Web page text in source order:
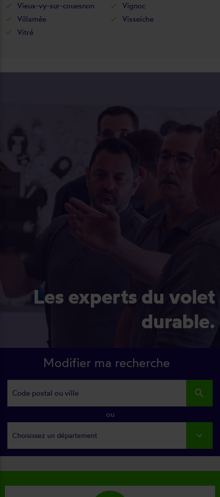
Vieux-vy-sur-couesnon
Vignoc
Villamée
Visseiche
Vitré
Les experts du volet
durable.
Modifier ma recherche
search
ou
Choisissez un département